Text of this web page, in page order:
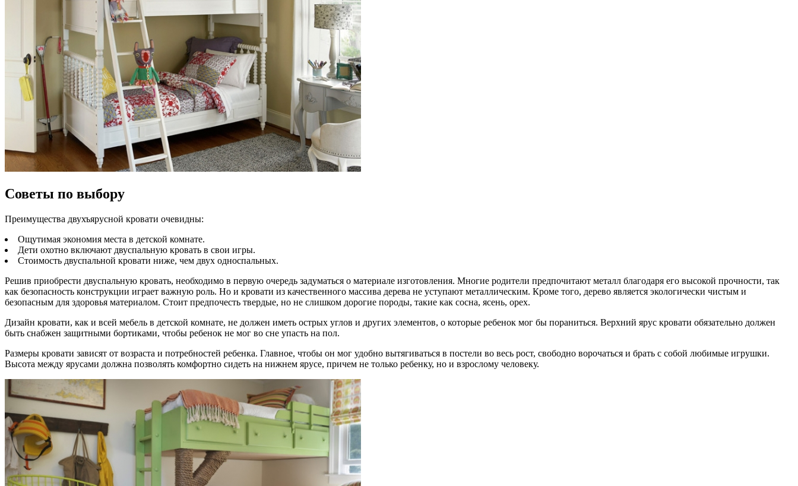
Советы по выбору
Преимущества двухъярусной кровати очевидны:
Ощутимая экономия места в детской комнате.
Дети охотно включают двуспальную кровать в свои игры.
Стоимость двуспальной кровати ниже, чем двух односпальных.
Решив приобрести двуспальную кровать, необходимо в первую очередь задуматься о материале изготовления. Многие родители предпочитают металл благодаря его высокой прочности, так
как безопасность конструкции играет важную роль. Но и кровати из качественного массива дерева не уступают металлическим. Кроме того, дерево является экологически чистым и
безопасным для здоровья материалом. Стоит предпочесть твердые, но не слишком дорогие породы, такие как сосна, ясень, орех.
Дизайн кровати, как и всей мебель в детской комнате, не должен иметь острых углов и других элементов, о которые ребенок мог бы пораниться. Верхний ярус кровати обязательно должен
быть снабжен защитными бортиками, чтобы ребенок не мог во сне упасть на пол.
Размеры кровати зависят от возраста и потребностей ребенка. Главное, чтобы он мог удобно вытягиваться в постели во весь рост, свободно ворочаться и брать с собой любимые игрушки.
Высота между ярусами должна позволять комфортно сидеть на нижнем ярусе, причем не только ребенку, но и взрослому человеку.